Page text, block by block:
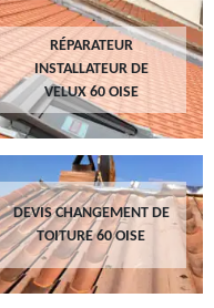
RÉPARATEUR
INSTALLATEUR DE
VELUX 60 OISE
DEVIS CHANGEMENT DE
TOITURE 60 OISE